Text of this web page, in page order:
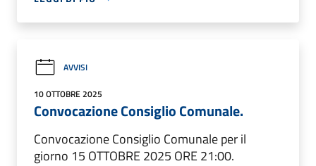
AVVISI
10 OTTOBRE 2025
Convocazione Consiglio Comunale.
Convocazione Consiglio Comunale per il
giorno 15 OTTOBRE 2025 ORE 21:00.